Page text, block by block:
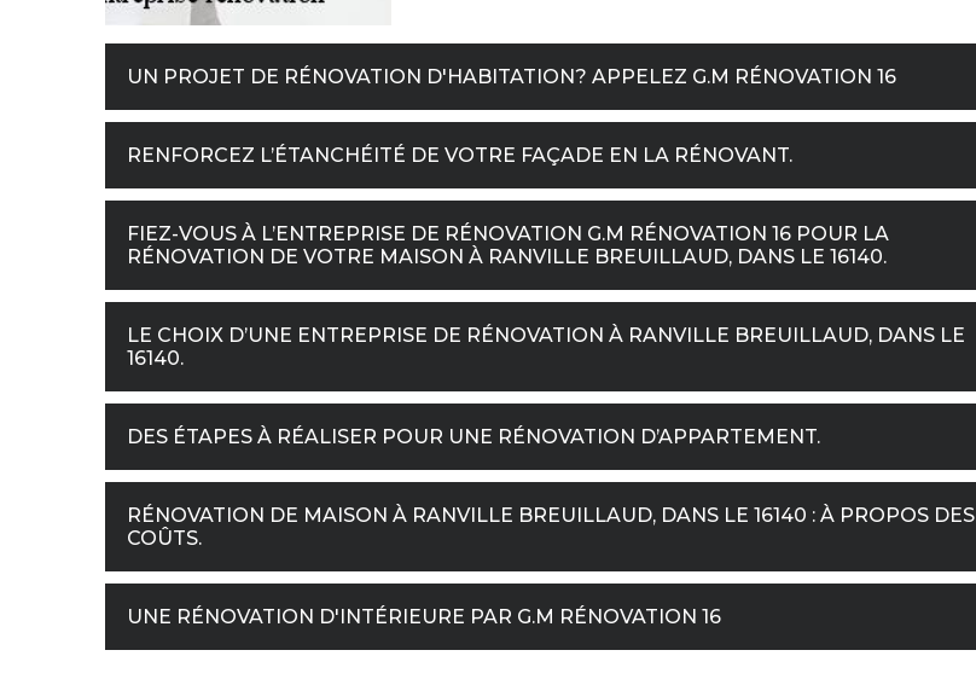
UN PROJET DE RÉNOVATION D'HABITATION? APPELEZ G.M RÉNOVATION 16
RENFORCEZ L’ÉTANCHÉITÉ DE VOTRE FAÇADE EN LA RÉNOVANT.
FIEZ-VOUS À L’ENTREPRISE DE RÉNOVATION G.M RÉNOVATION 16 POUR LA
RÉNOVATION DE VOTRE MAISON À RANVILLE BREUILLAUD, DANS LE 16140.
LE CHOIX D’UNE ENTREPRISE DE RÉNOVATION À RANVILLE BREUILLAUD, DANS LE
16140.
DES ÉTAPES À RÉALISER POUR UNE RÉNOVATION D’APPARTEMENT.
RÉNOVATION DE MAISON À RANVILLE BREUILLAUD, DANS LE 16140 : À PROPOS DES
COÛTS.
UNE RÉNOVATION D'INTÉRIEURE PAR G.M RÉNOVATION 16